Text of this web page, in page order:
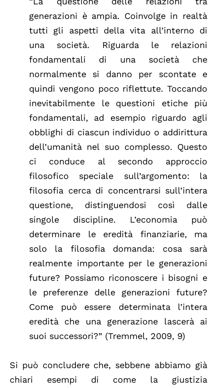
generazioni è ampia. Coinvolge in realtà
tutti gli aspetti della vita all’interno di
una società. Riguarda le relazioni
fondamentali di una società che
normalmente si danno per scontate e
quindi vengono poco riflettute. Toccando
inevitabilmente le questioni etiche più
fondamentali, ad esempio riguardo agli
obblighi di ciascun individuo o addirittura
dell’umanità nel suo complesso. Questo
ci conduce al secondo approccio
filosofico speciale sull’argomento: la
filosofia cerca di concentrarsi sull’intera
questione, distinguendosi così dalle
singole discipline. L’economia può
determinare le eredità finanziarie, ma
solo la filosofia domanda: cosa sarà
realmente importante per le generazioni
future? Possiamo riconoscere i bisogni e
le preferenze delle generazioni future?
Come può essere determinata l’intera
eredità che una generazione lascerà ai
suoi successori?” (Tremmel, 2009, 9)
Si può concludere che, sebbene abbiamo già
chiari esempi di come la giustizia